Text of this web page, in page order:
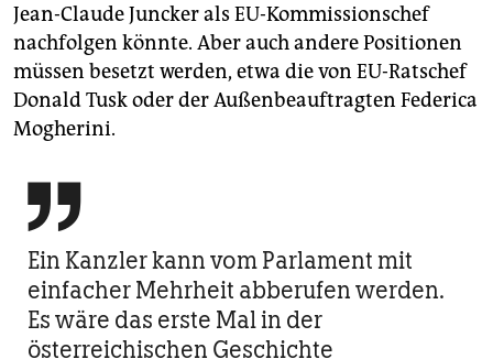
Jean-Claude Juncker als EU-Kommissionschef
nachfolgen könnte. Aber auch andere Positionen
müssen besetzt werden, etwa die von EU-Ratschef
Donald Tusk oder der Außenbeauftragten Federica
Mogherini.

Ein Kanzler kann vom Parlament mit
einfacher Mehrheit abberufen werden.
Es wäre das erste Mal in der
österreichischen Geschichte